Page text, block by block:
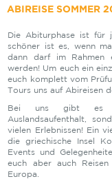
ABIREISE SOMMER
Die Abiturphase ist für
schöner ist es, wenn
dann darf im Rahmen
werden! Um euch ein
euch komplett vom
Tours uns auf Abireisen
Bei uns gibt es
Auslandsaufenthalt,
vielen Erlebnissen! Ein
die griechische Insel
Events und
euch aber auch
Europa.